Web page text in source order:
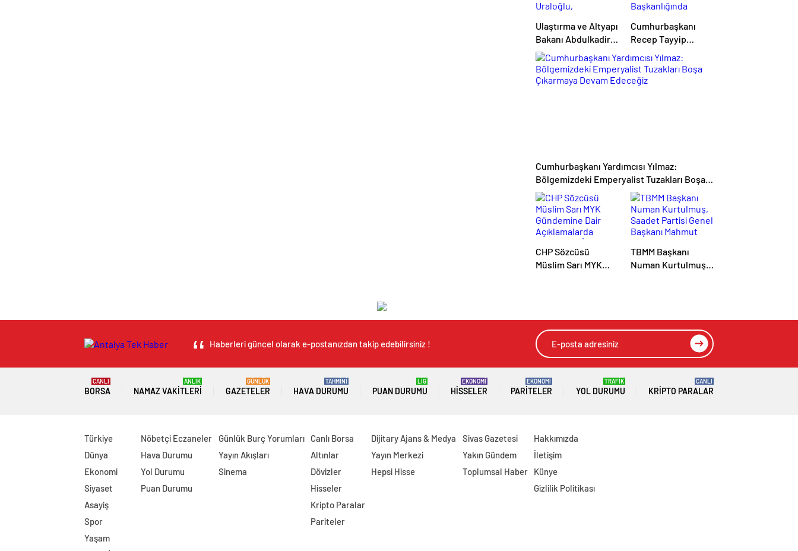
Ulaştırma ve Altyapı
Bakanı Abdulkadir
Uraloğlu,
Afyonkarahisar
Belediye
Cumhurbaşkanı
Recep Tayyip
Erdoğan
Başkanlığında
Toplanan AK Parti
Cumhurbaşkanı Yardımcısı Yılmaz:
Bölgemizdeki Emperyalist Tuzakları Boşa
Çıkarmaya Devam Edeceğiz
CHP Sözcüsü
Müslim Sarı MYK
Yapıldı
TBMM Başkanı
Numan Kurtulmuş,
Haberleri güncel olarak e-postanızdan takip edebilirsiniz !
BORSA
CANLI
NAMAZ VAKITLERI
ANLIK
GAZETELER
GÜNLÜK
HAVA DURUMU
TAHMİNİ
PUAN DURUMU
LİG
HISSELER
EKONOMİ
PARITELER
EKONOMİ
YOL DURUMU
TRAFİK
KRIPTO PARALAR
CANLI
Türkiye
Dünya
Ekonomi
Siyaset
Asayiş
Spor
Yaşam
Nöbetçi Eczaneler
Hava Durumu
Yol Durumu
Puan Durumu
Günlük Burç Yorumları
Yayın Akışları
Sinema
Canlı Borsa
Altınlar
Dövizler
Hisseler
Kripto Paralar
Pariteler
Dijitary Ajans & Medya
Yayın Merkezi
Hepsi Hisse
Sivas Gazetesi
Yakın Gündem
Toplumsal Haber
Hakkımızda
İletişim
Künye
Gizlilik Politikası